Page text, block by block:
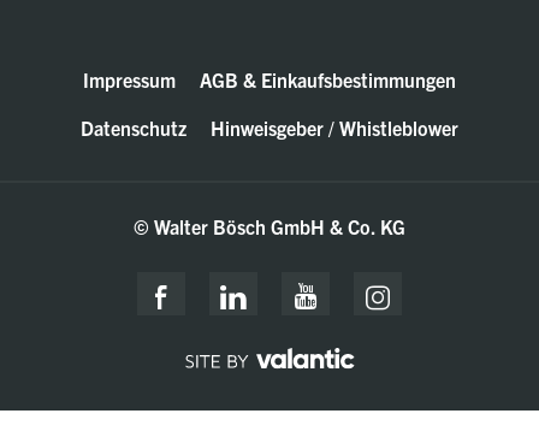
Impressum
AGB & Einkaufsbestimmungen
Datenschutz
Hinweisgeber / Whistleblower
© Walter Bösch GmbH & Co. KG